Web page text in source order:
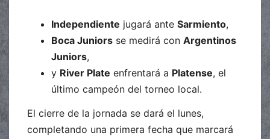
Independiente jugará ante Sarmiento,
Boca Juniors se medirá con Argentinos
Juniors,
y River Plate enfrentará a Platense, el
último campeón del torneo local.
El cierre de la jornada se dará el lunes,
completando una primera fecha que marcará